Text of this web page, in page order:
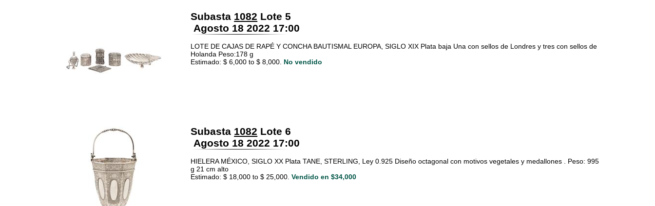
Subasta 1082 Lote 5
Agosto 18 2022 17:00
LOTE DE CAJAS DE RAPÉ Y CONCHA BAUTISMAL EUROPA, SIGLO XIX Plata baja Una con sellos de Londres y tres con sellos de
Holanda Peso:178 g
Estimado: $ 6,000 to $ 8,000. No vendido
Subasta 1082 Lote 6
Agosto 18 2022 17:00
HIELERA MÉXICO, SIGLO XX Plata TANE, STERLING, Ley 0.925 Diseño octagonal con motivos vegetales y medallones . Peso: 995
g 21 cm alto
Estimado: $ 18,000 to $ 25,000. Vendido en $34,000